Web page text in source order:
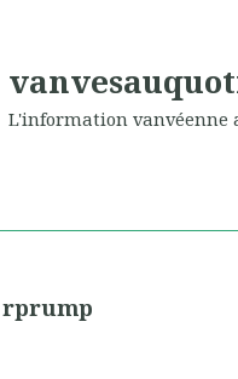
L'information vanvéenne
rprump